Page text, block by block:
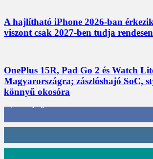
A hajlítható iPhone 2026-ban
viszont csak 2027-ben tudja
OnePlus 15R, Pad Go 2 és Watch
Magyarországra; zászlóshajó SoC,
könnyű okosóra
412 Követő
59 Követő